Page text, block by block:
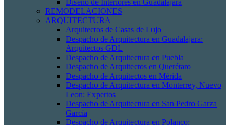
Diseño de Interiores en Guadalajara
REMODELACIONES
ARQUITECTURA
Arquitectos de Casas de Lujo
Despacho de Arquitectura en Guadalajara:
Arquitectos GDL
Despacho de Arquitectura en Puebla
Despacho de Arquitectos en Querétaro
Despacho de Arquitectos en Mérida
Despacho de Arquitectura en Monterrey, Nuevo
Leon: Expertos
Despacho de Arquitectura en San Pedro Garza
García
Despacho de Arquitectura en Polanco: